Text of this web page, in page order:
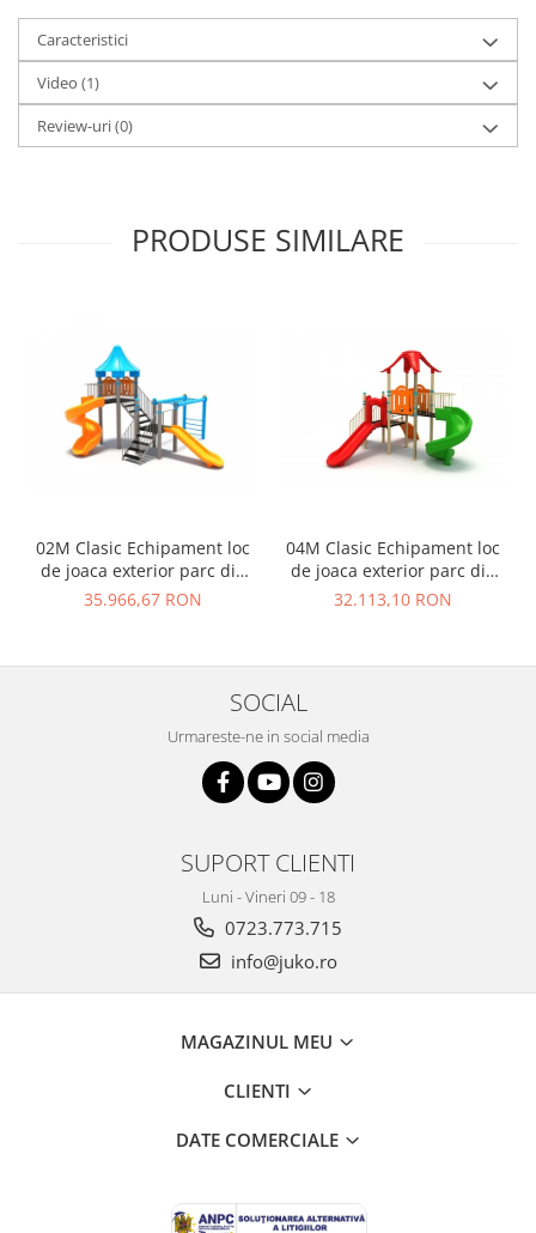
Caracteristici
Video (1)
Review-uri(0)
PRODUSE SIMILARE
02M Clasic Echipament loc
de joaca exterior parc din
metal cu Scara 2 Tobogane
35.966,67 RON
04M Clasic Echipament loc
de joaca exterior parc din
metal cu Scara 2 Tobogane
32.113,10 RON
SOCIAL
Urmareste-ne in social media
SUPORT CLIENTI
Luni - Vineri 09 - 18
0723.773.715
info@juko.ro
MAGAZINUL MEU
CLIENTI
DATE COMERCIALE